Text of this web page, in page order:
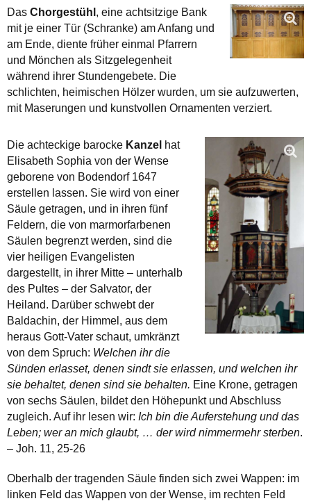
Das Chorgestühl , eine achtsitzige Bank
mit je einer Tür (Schranke) am Anfang und
am Ende, diente früher einmal Pfarrern
und Mönchen als Sitzgelegenheit
während ihrer Stundengebete. Die
schlichten, heimischen Hölzer wurden, um sie aufzuwerten,
mit Maserungen und kunstvollen Ornamenten verziert.
Die achteckige barocke Kanzel hat
Elisabeth Sophia von der Wense
geborene von Bodendorf 1647
erstellen lassen. Sie wird von einer
Säule getragen, und in ihren fünf
Feldern, die von marmorfarbenen
Säulen begrenzt werden, sind die
vier heiligen Evangelisten
dargestellt, in ihrer Mitte – unterhalb
des Pultes – der Salvator, der
Heiland. Darüber schwebt der
Baldachin, der Himmel, aus dem
heraus Gott-Vater schaut, umkränzt
von dem Spruch: Welchen ihr die
Sünden erlasset, denen sindt sie erlassen, und welchen ihr
sie behaltet, denen sind sie behalten. Eine Krone, getragen
von sechs Säulen, bildet den Höhepunkt und Abschluss
zugleich. Auf ihr lesen wir: Ich bin die Auferstehung und das
Leben; wer an mich glaubt, … der wird nimmermehr sterben.
– Joh. 11, 25-26
Oberhalb der tragenden Säule finden sich zwei Wappen: im
linken Feld das Wappen von der Wense, im rechten Feld